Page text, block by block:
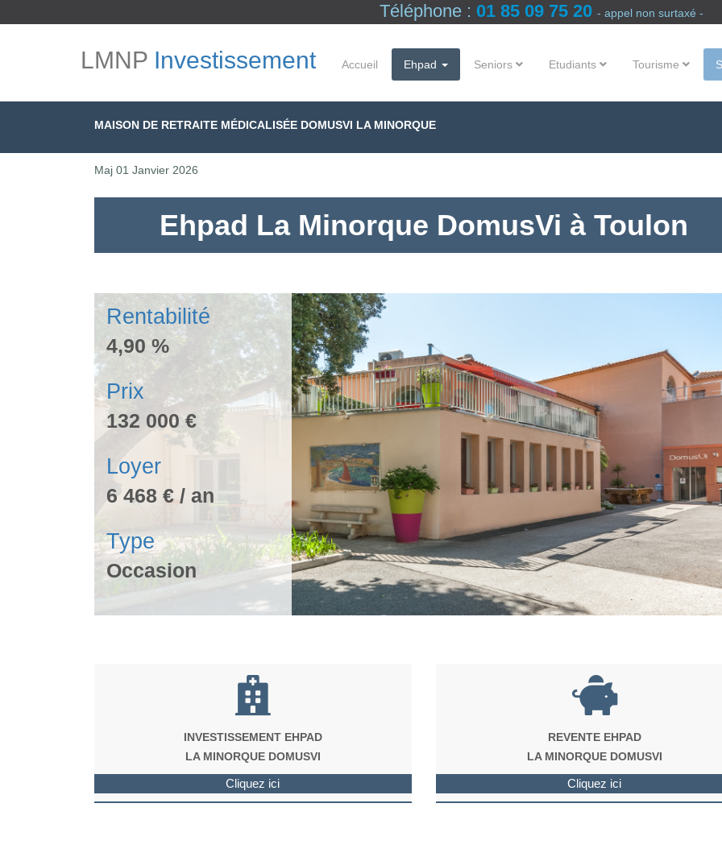
Téléphone : 01 85 09 75 20 - appel non surtaxé -
LMNPInvestissement Accueil Ehpad Seniors Etudiants Tourisme
MAISON DE RETRAITE MÉDICALISÉE DOMUSVI LA MINORQUE
Maj 01 Janvier 2026
Ehpad La Minorque DomusVi à Toulon
Rentabilité
4,90 %
Prix
132 000 €
Loyer
6 468 € / an
Type
Occasion
INVESTISSEMENT EHPAD
LA MINORQUE DOMUSVI
Cliquez ici
REVENTE EHPAD
LA MINORQUE DOMUSVI
Cliquez ici